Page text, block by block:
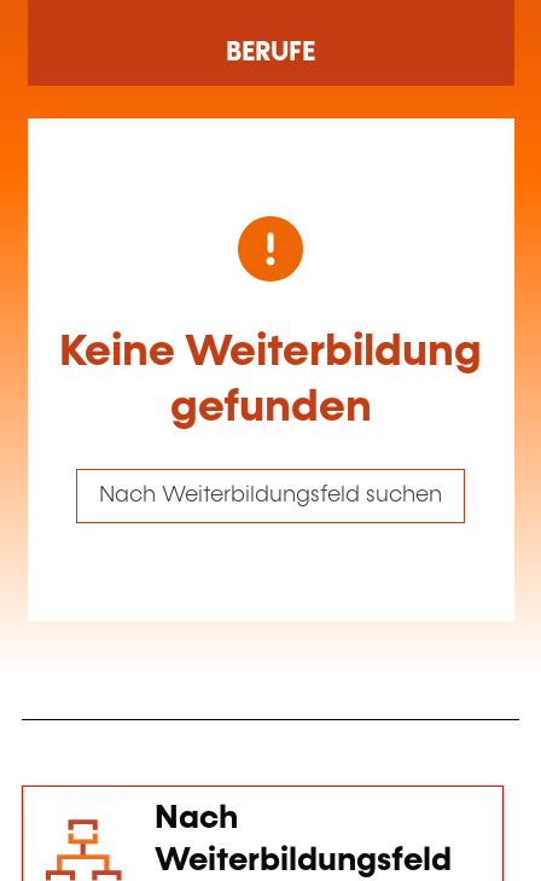
BERUFE
Keine Weiterbildung
gefunden
Nach Weiterbildungsfeld suchen
Nach
Weiterbildungsfeld